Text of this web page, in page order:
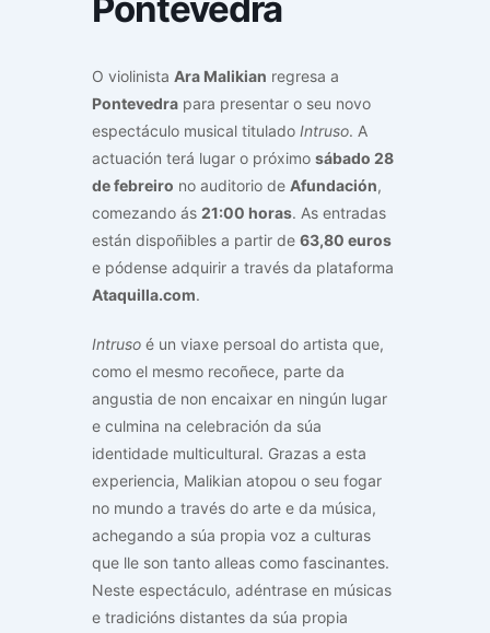
O violinista Ara Malikian regresa a
Pontevedra para presentar o seu novo
espectáculo musical titulado Intruso. A
actuación terá lugar o próximo sábado 28
de febreiro no auditorio de Afundación,
comezando ás 21:00 horas. As entradas
están dispoñibles a partir de 63,80 euros
e pódense adquirir a través da plataforma
Ataquilla.com.
Intruso é un viaxe persoal do artista que,
como el mesmo recoñece, parte da
angustia de non encaixar en ningún lugar
e culmina na celebración da súa
identidade multicultural. Grazas a esta
experiencia, Malikian atopou o seu fogar
no mundo a través do arte e da música,
achegando a súa propia voz a culturas
que lle son tanto alleas como fascinantes.
Neste espectáculo, adéntrase en músicas
e tradicións distantes da súa propia